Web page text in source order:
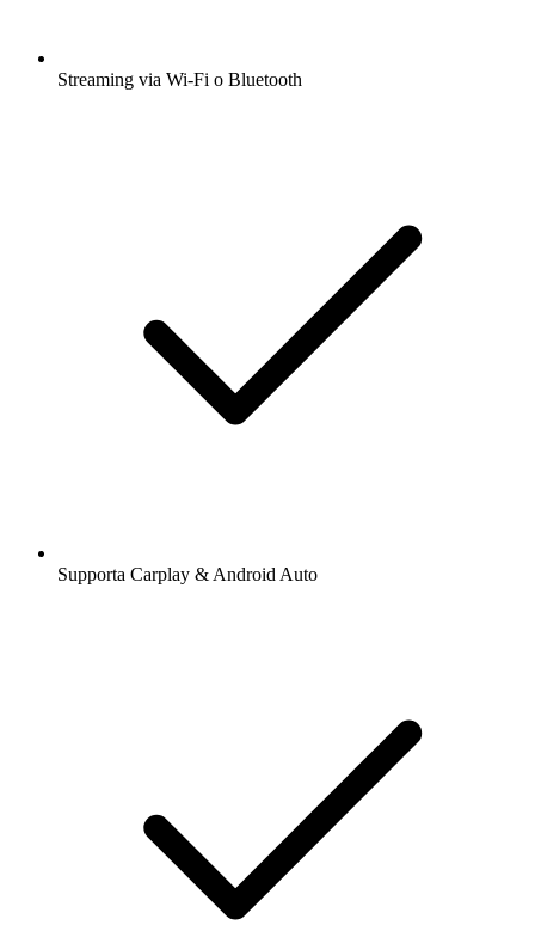
Streaming via Wi-Fi o Bluetooth
Supporta Carplay & Android Auto